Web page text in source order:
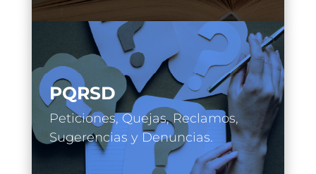
PQRSD
Peticiones, Quejas, Reclamos,
Sugerencias y Denuncias.